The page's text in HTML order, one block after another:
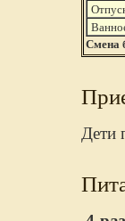
Смена
Дети